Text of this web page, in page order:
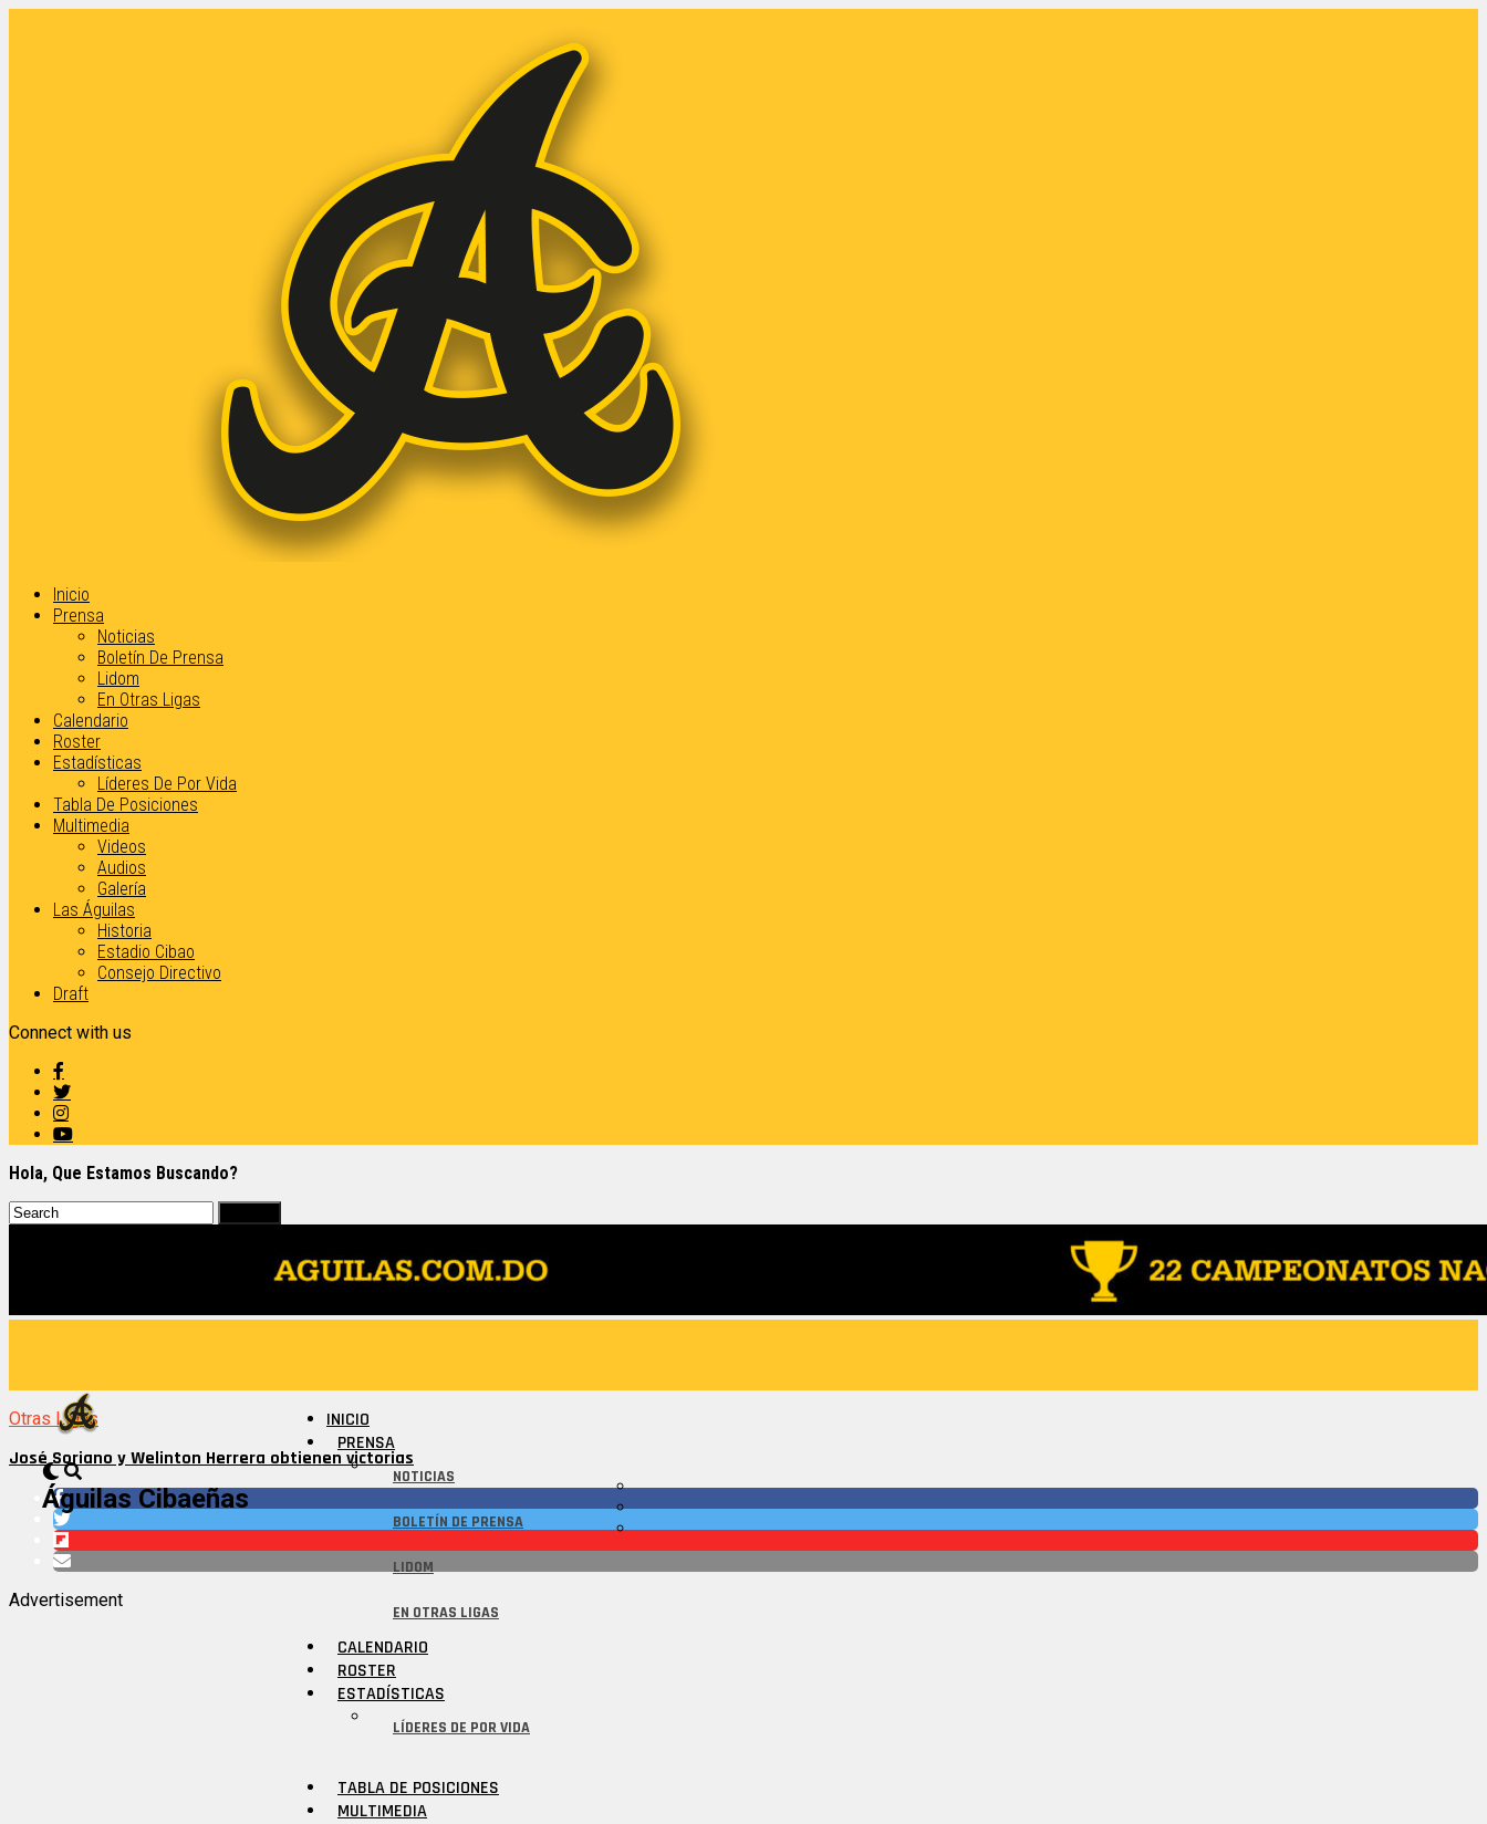
Inicio
Prensa
Noticias
Boletín De Prensa
Lidom
En Otras Ligas
Calendario
Roster
Estadísticas
Líderes De Por Vida
Tabla De Posiciones
Multimedia
Videos
Audios
Galería
Las Águilas
Historia
Estadio Cibao
Consejo Directivo
Draft
Connect with us
Hola, Que Estamos Buscando?
Águilas Cibaeñas
INICIO
PRENSA
NOTICIAS
BOLETÍN DE PRENSA
LIDOM
EN OTRAS LIGAS
CALENDARIO
ROSTER
ESTADÍSTICAS
LÍDERES DE POR VIDA
TABLA DE POSICIONES
MULTIMEDIA
Otras Ligas
José Soriano y Welinton Herrera obtienen victorias
Advertisement